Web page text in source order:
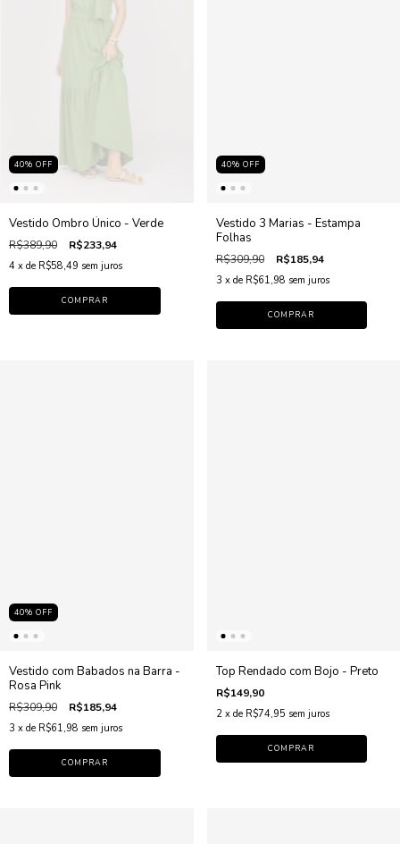
40% OFF
Vestido Ombro Único - Verde
R$389,90 R$233,94
4 x de R$58,49 sem juros
COMPRAR
40% OFF
Vestido 3 Marias - Estampa
Folhas
R$309,90 R$185,94
3 x de R$61,98 sem juros
COMPRAR
40% OFF
Vestido com Babados na Barra -
Rosa Pink
R$309,90 R$185,94
3 x de R$61,98 sem juros
COMPRAR
Top Rendado com Bojo - Preto
R$149,90
2 x de R$74,95 sem juros
COMPRAR